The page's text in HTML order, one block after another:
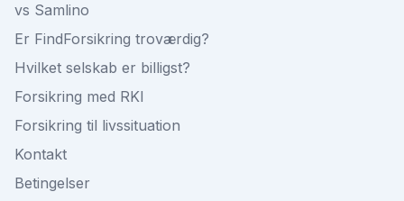
vs Samlino
Er FindForsikring troværdig?
Hvilket selskab er billigst?
Forsikring med RKI
Forsikring til livssituation
Kontakt
Betingelser